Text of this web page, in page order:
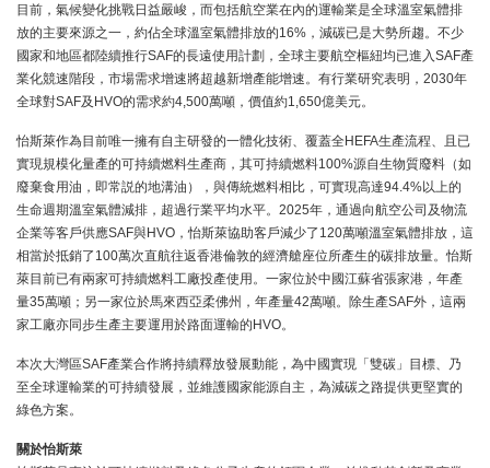
目前，氣候變化挑戰日益嚴峻，而包括航空業在內的運輸業是全球溫室氣體排
放的主要來源之一，約佔全球溫室氣體排放的16%，減碳已是大勢所趨。不少
國家和地區都陸續推行SAF的長遠使用計劃，全球主要航空樞紐均已進入SAF產
業化競速階段，市場需求增速將超越新增產能增速。有行業研究表明，2030年
全球對SAF及HVO的需求約4,500萬噸，價值約1,650億美元。
怡斯萊作為目前唯一擁有自主研發的一體化技術、覆蓋全HEFA生產流程、且已
實現規模化量產的可持續燃料生產商，其可持續燃料100%源自生物質廢料（如
廢棄食用油，即常説的地溝油），與傳統燃料相比，可實現高達94.4%以上的
生命週期溫室氣體減排，超過行業平均水平。2025年，通過向航空公司及物流
企業等客戶供應SAF與HVO，怡斯萊協助客戶減少了120萬噸溫室氣體排放，這
相當於抵銷了100萬次直航往返香港倫敦的經濟艙座位所產生的碳排放量。怡斯
萊目前已有兩家可持續燃料工廠投產使用。一家位於中國江蘇省張家港，年產
量35萬噸；另一家位於馬來西亞柔佛州，年產量42萬噸。除生產SAF外，這兩
家工廠亦同步生產主要運用於路面運輸的HVO。
本次大灣區SAF產業合作將持續釋放發展動能，為中國實現「雙碳」目標、乃
至全球運輸業的可持續發展，並維護國家能源自主，為減碳之路提供更堅實的
綠色方案。
關於怡斯萊